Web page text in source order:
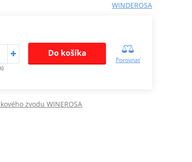
WINDEROSA
Do košíka
Porovnať
zvodu WINEROSA